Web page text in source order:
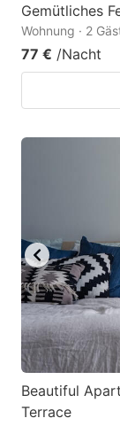
Gemütliches
Wohnung · 2
77 € /Nacht
Beautiful
Terrace